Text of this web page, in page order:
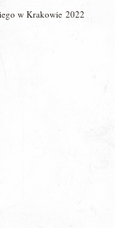
w Krakowie 2022